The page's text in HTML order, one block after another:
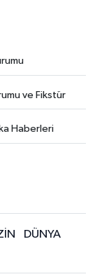
ve Fikstür
Haberleri
DÜNYA